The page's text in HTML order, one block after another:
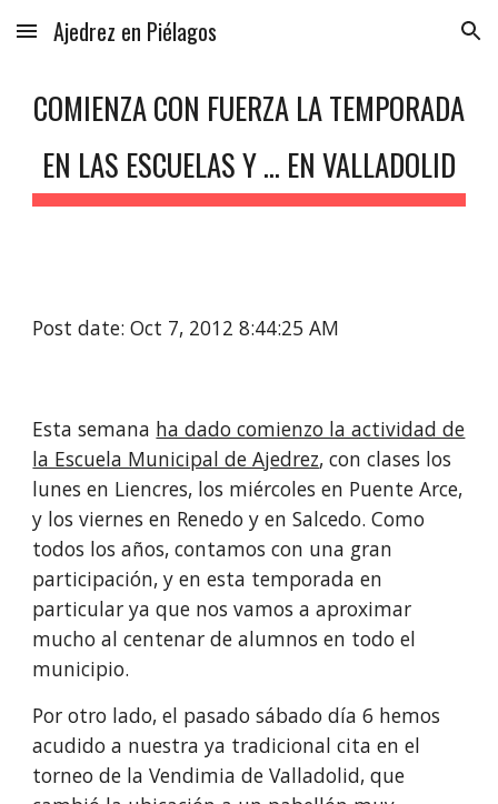
Skip to main content Skip to navigation
Ajedrez en Piélagos
COMIENZA CON FUERZA LA TEMPORADA
EN LAS ESCUELAS Y ... EN VALLADOLID
Post date: Oct 7, 2012 8:44:25 AM
Esta semana ha dado comienzo la actividad de
la Escuela Municipal de Ajedrez, con clases los
lunes en Liencres, los miércoles en Puente Arce,
y los viernes en Renedo y en Salcedo. Como
todos los años, contamos con una gran
participación, y en esta temporada en
particular ya que nos vamos a aproximar
mucho al centenar de alumnos en todo el
municipio.
Por otro lado, el pasado sábado día 6 hemos
acudido a nuestra ya tradicional cita en el
torneo de la Vendimia de Valladolid, que